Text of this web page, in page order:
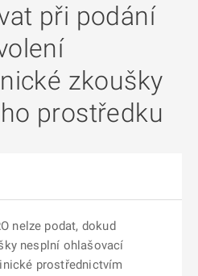
při podání
zkoušky
prostředku
nelze podat, dokud
nesplní ohlašovací
prostřednictvím